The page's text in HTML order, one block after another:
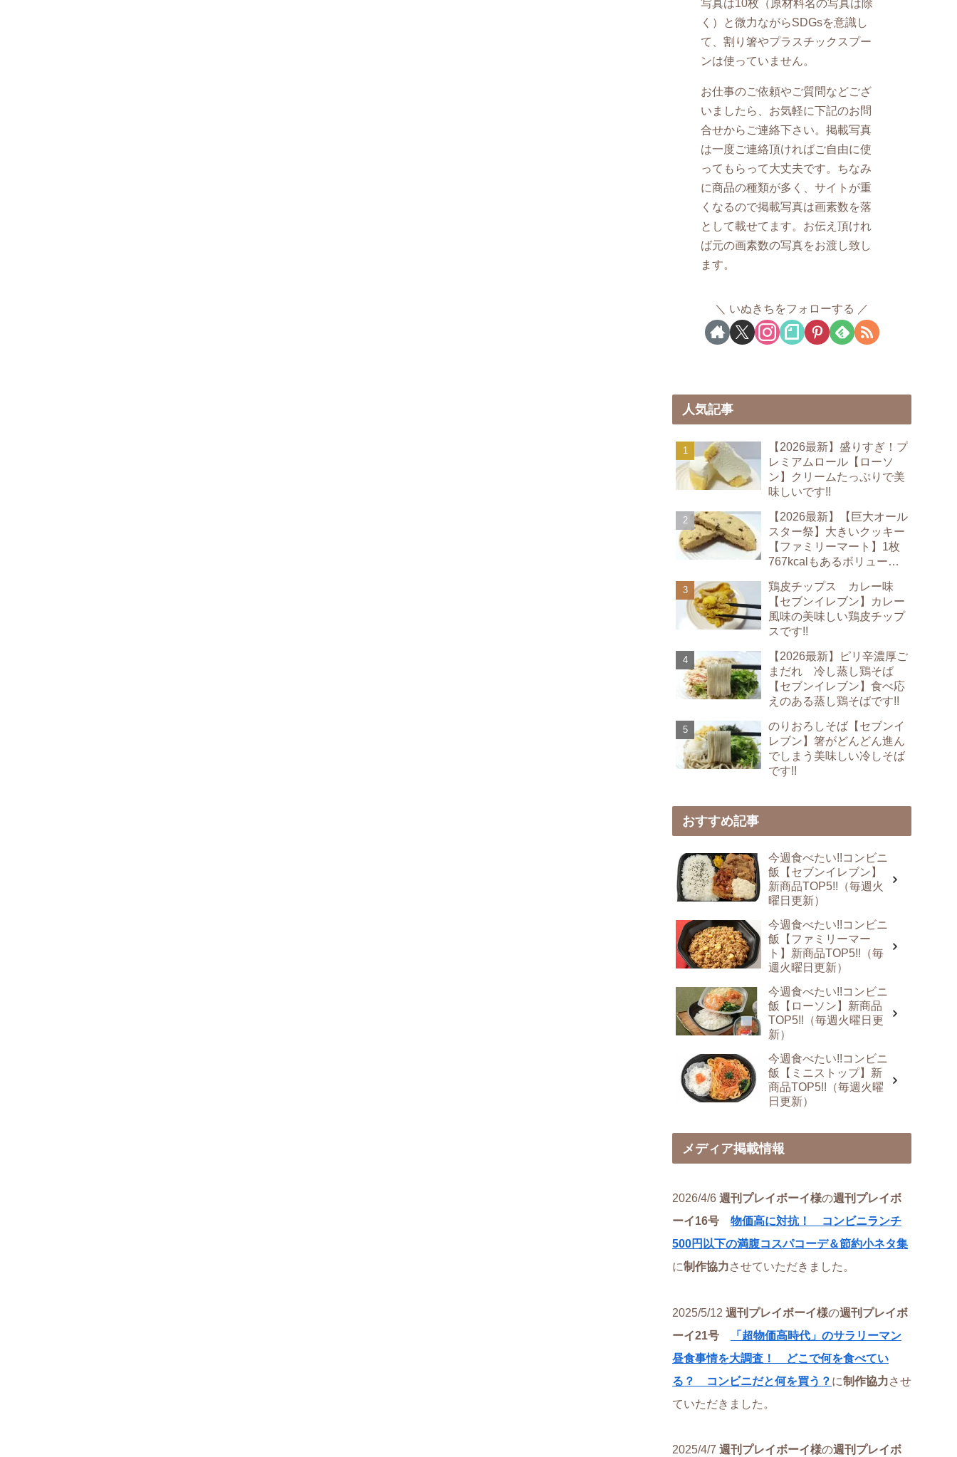
写真は10枚（原材料名の写真は除
く）と微力ながらSDGsを意識し
て、割り箸やプラスチックスプー
ンは使っていません。
お仕事のご依頼やご質問などござ
いましたら、お気軽に下記のお問
合せからご連絡下さい。掲載写真
は一度ご連絡頂ければご自由に使
ってもらって大丈夫です。ちなみ
に商品の種類が多く、サイトが重
くなるので掲載写真は画素数を落
として載せてます。お伝え頂けれ
ば元の画素数の写真をお渡し致し
ます。
いぬきちをフォローする
人気記事
【2026最新】盛りすぎ！プ
レミアムロール【ローソ
ン】クリームたっぷりで美
味しいです!!
【2026最新】【巨大オール
スター祭】大きいクッキー
【ファミリーマート】1枚
767kcalもあるボリューム
鶏皮チップス カレー味
【セブンイレブン】カレー
風味の美味しい鶏皮チップ
スです!!
【2026最新】ピリ辛濃厚ご
まだれ 冷し蒸し鶏そば
【セブンイレブン】食べ応
えのある蒸し鶏そばです!!
のりおろしそば【セブンイ
レブン】箸がどんどん進ん
でしまう美味しい冷しそば
です!!
おすすめ記事
今週食べたい!!コンビニ
飯【セブンイレブン】
新商品TOP5!!（毎週火
曜日更新）
今週食べたい!!コンビニ
飯【ファミリーマー
ト】新商品TOP5!!（毎
週火曜日更新）
今週食べたい!!コンビニ
飯【ローソン】新商品
TOP5!!（毎週火曜日更
新）
今週食べたい!!コンビニ
飯【ミニストップ】新
商品TOP5!!（毎週火曜
日更新）
メディア掲載情報
2026/4/6 週刊プレイボーイ様の週刊プレイボ
ーイ16号 物価高に対抗！ コンビニランチ
500円以下の満腹コスパコーデ＆節約小ネタ集
に制作協力させていただきました。
2025/5/12 週刊プレイボーイ様の週刊プレイボ
ーイ21号
「超物価高時代」のサラリーマン
昼食事情を大調査！ どこで何を食べてい
る？ コンビニだと何を買う？ に制作協力させ
ていただきました。
2025/4/7 週刊プレイボーイ様の週刊プレイボ